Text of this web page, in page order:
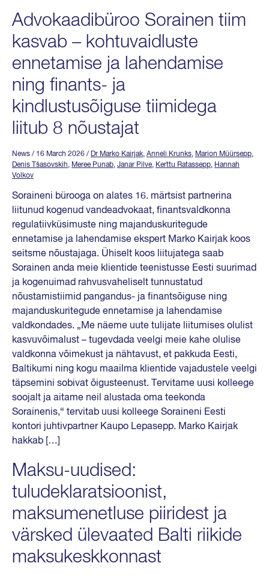
Advokaadibüroo Sorainen tiim
kasvab – kohtuvaidluste
ennetamise ja lahendamise
ning finants- ja
kindlustusõiguse tiimidega
liitub 8 nõustajat
News / 16 March 2026 / Dr Marko Kairjak, Anneli Krunks, Marion Müürsepp,
Denis Tšasovskih, Meree Punab, Janar Pilve, Kerttu Ratassepp, Hannah
Volkov
Soraineni bürooga on alates 16. märtsist partnerina
liitunud kogenud vandeadvokaat, finantsvaldkonna
regulatiivküsimuste ning majanduskuritegude
ennetamise ja lahendamise ekspert Marko Kairjak koos
seitsme nõustajaga. Ühiselt koos liitujatega saab
Sorainen anda meie klientide teenistusse Eesti suurimad
ja kogenuimad rahvusvaheliselt tunnustatud
nõustamistiimid pangandus- ja finantsõiguse ning
majanduskuritegude ennetamise ja lahendamise
valdkondades. „Me näeme uute tulijate liitumises olulist
kasvuvõimalust – tugevdada veelgi meie kahe olulise
valdkonna võimekust ja nähtavust, et pakkuda Eesti,
Baltikumi ning kogu maailma klientide vajadustele veelgi
täpsemini sobivat õigusteenust. Tervitame uusi kolleege
soojalt ja aitame neil alustada oma teekonda
Sorainenis,“ tervitab uusi kolleege Soraineni Eesti
kontori juhtivpartner Kaupo Lepasepp. Marko Kairjak
hakkab […]
Maksu-uudised:
tuludeklaratsioonist,
maksumenetluse piiridest ja
värsked ülevaated Balti riikide
maksukeskkonnast